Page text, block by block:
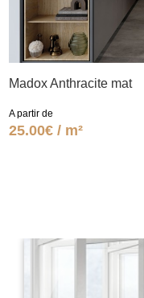
Madox Anthracite mat
A partir de
25.00€ / m²